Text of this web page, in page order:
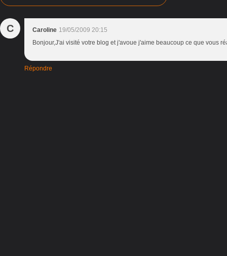
C Caroline 19/05/2009 20:15
Bonjour,J'ai visité votre blog et j'avoue j'aime beaucoup ce que vous
Répondre